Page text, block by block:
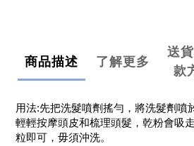
商品描述 了解更多
送
款
用法:先把洗髮噴劑搖勻，將洗髮劑噴
輕輕按摩頭皮和梳理頭髮，乾粉會吸
粒即可，毋須沖洗。